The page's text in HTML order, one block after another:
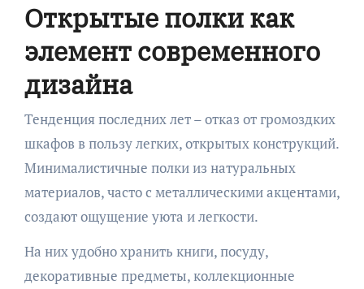
Открытые полки как
элемент современного
дизайна
Тенденция последних лет – отказ от громоздких
шкафов в пользу легких, открытых конструкций.
Минималистичные полки из натуральных
материалов, часто с металлическими акцентами,
создают ощущение уюта и легкости.
На них удобно хранить книги, посуду,
декоративные предметы, коллекционные